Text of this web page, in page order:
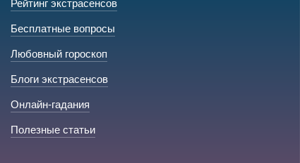
Рейтинг экстрасенсов
Бесплатные вопросы
Любовный гороскоп
Блоги экстрасенсов
Онлайн-гадания
Полезные статьи